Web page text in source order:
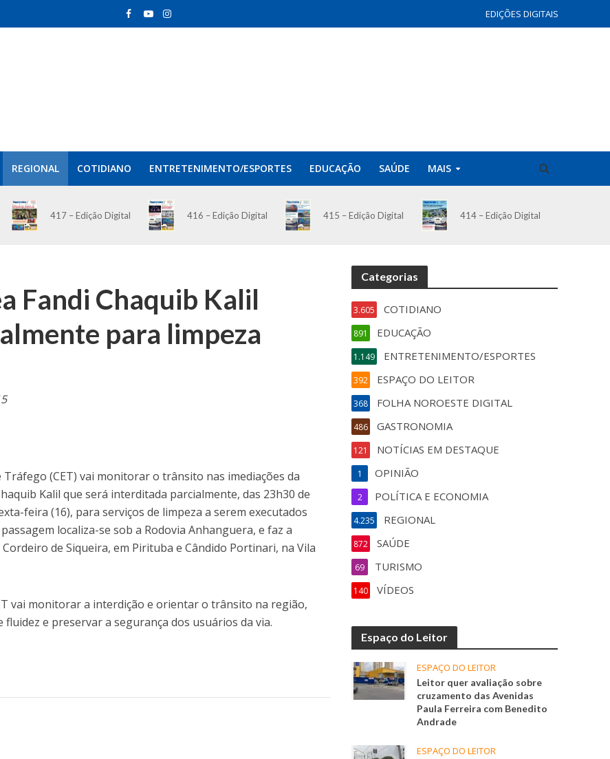
EDIÇÕES DIGITAIS
REGIONAL COTIDIANO ENTRETENIMENTO/ESPORTES EDUCAÇÃO SAÚDE MAIS
417 – Edição Digital 416 – Edição Digital 415 – Edição Digital 414 – Edição Digital
Fandi Chaquib Kalil
para limpeza
Tráfego (CET) vai monitorar o trânsito nas imediações da
Kalil que será interditada parcialmente, das 23h30 de
feira (16), para serviços de limpeza a serem executados
localiza-se sob a Rodovia Anhanguera, e faz a
de Siqueira, em Pirituba e Cândido Portinari, na Vila
vai monitorar a interdição e orientar o trânsito na região,
fluidez e preservar a segurança dos usuários da via.
Categorias
COTIDIANO
3.605
EDUCAÇÃO
891
ENTRETENIMENTO/ESPORTES
1.149
ESPAÇO DO LEITOR
392
FOLHA NOROESTE DIGITAL
368
GASTRONOMIA
486
NOTÍCIAS EM DESTAQUE
121
OPINIÃO
1
POLÍTICA E ECONOMIA
2
REGIONAL
4.235
SAÚDE
872
TURISMO
69
VÍDEOS
140
Espaço do Leitor
ESPAÇO DO LEITOR
Leitor quer avaliação sobre
cruzamento das Avenidas
Paula Ferreira com Benedito
Andrade
ESPAÇO DO LEITOR